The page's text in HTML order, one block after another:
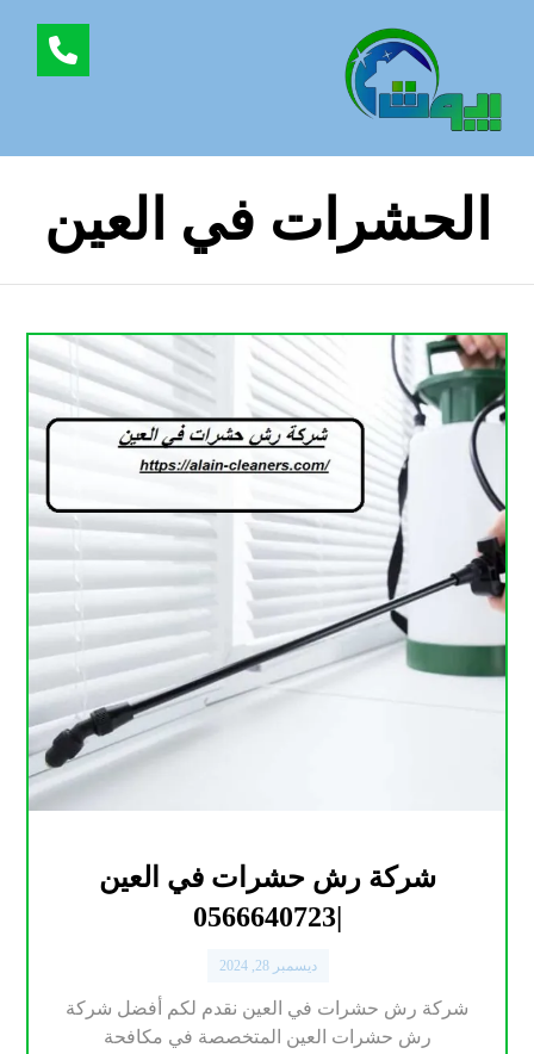
الحشرات في العين
شركة رش حشرات في العين
|0566640723
ديسمبر 28, 2024
شركة رش حشرات في العين نقدم لكم أفضل شركة
رش حشرات العين المتخصصة في مكافحة